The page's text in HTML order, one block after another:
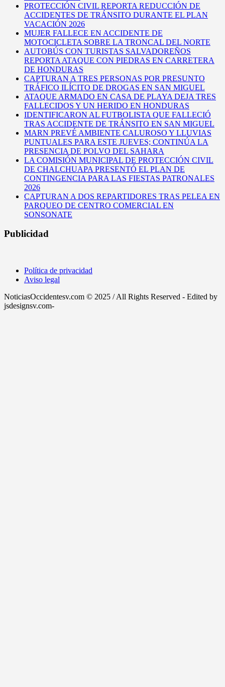
PROTECCIÓN CIVIL REPORTA REDUCCIÓN DE
ACCIDENTES DE TRÁNSITO DURANTE EL PLAN
VACACIÓN 2026
MUJER FALLECE EN ACCIDENTE DE
MOTOCICLETA SOBRE LA TRONCAL DEL NORTE
AUTOBÚS CON TURISTAS SALVADOREÑOS
REPORTA ATAQUE CON PIEDRAS EN CARRETERA
DE HONDURAS
CAPTURAN A TRES PERSONAS POR PRESUNTO
TRÁFICO ILÍCITO DE DROGAS EN SAN MIGUEL
ATAQUE ARMADO EN CASA DE PLAYA DEJA TRES
FALLECIDOS Y UN HERIDO EN HONDURAS
IDENTIFICARON AL FUTBOLISTA QUE FALLECIÓ
TRAS ACCIDENTE DE TRÁNSITO EN SAN MIGUEL
MARN PREVÉ AMBIENTE CALUROSO Y LLUVIAS
PUNTUALES PARA ESTE JUEVES; CONTINÚA LA
PRESENCIA DE POLVO DEL SAHARA
LA COMISIÓN MUNICIPAL DE PROTECCIÓN CIVIL
DE CHALCHUAPA PRESENTÓ EL PLAN DE
CONTINGENCIA PARA LAS FIESTAS PATRONALES
2026
CAPTURAN A DOS REPARTIDORES TRAS PELEA EN
PARQUEO DE CENTRO COMERCIAL EN
SONSONATE
Publicidad
Política de privacidad
Aviso legal
NoticiasOccidentesv.com © 2025 / All Rights Reserved - Edited by
jsdesignsv.com-